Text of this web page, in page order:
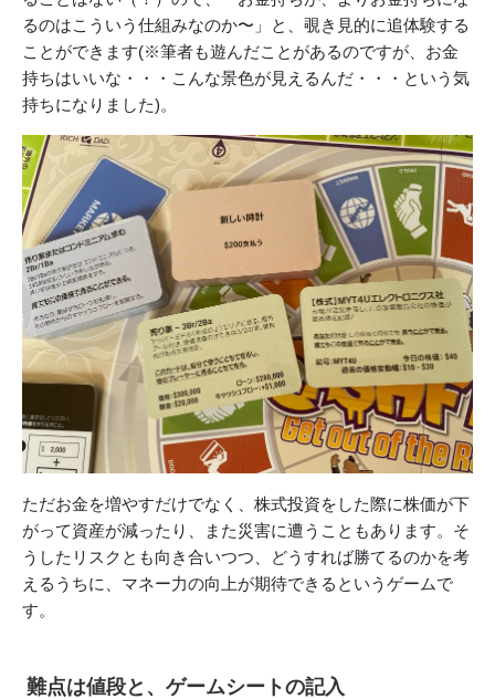
るのはこういう仕組みなのか〜」と、覗き見的に追体験する
ことができます(※筆者も遊んだことがあるのですが、お金
持ちはいいな・・・こんな景色が見えるんだ・・・という気
持ちになりました)。
ただお金を増やすだけでなく、株式投資をした際に株価が下
がって資産が減ったり、また災害に遭うこともあります。そ
うしたリスクとも向き合いつつ、どうすれば勝てるのかを考
えるうちに、マネー力の向上が期待できるというゲームで
す。
難点は値段と、ゲームシートの記入